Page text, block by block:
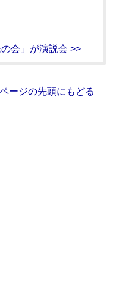
会」が演説会 >>
ージの先頭にもどる